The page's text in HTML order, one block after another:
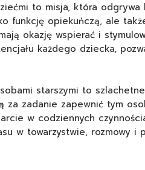
to misja, która odgrywa
funkcję opiekuńczą, ale
okazję wspierać i
każdego dziecka,
starszymi to
za zadanie zapewnić tym
w codziennych
w towarzystwie, rozmowy